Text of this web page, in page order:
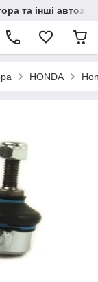
та інші
HONDA